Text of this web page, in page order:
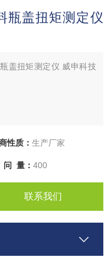
瓶盖扭矩测定仪
盖扭矩测定仪 威申科技
性质： 生产厂家
问 量： 400
联系我们